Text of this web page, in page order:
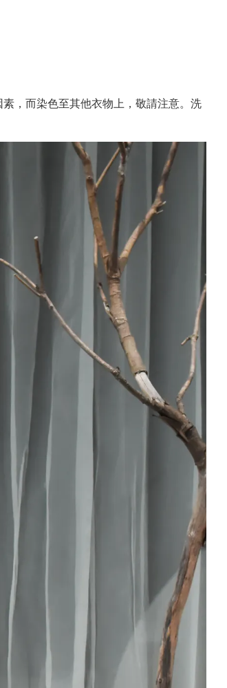
，而染色至其他衣物上，敬請注意。洗